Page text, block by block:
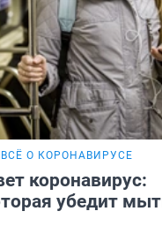
ВСЁ О КОРОНАВИРУСЕ
коронавирус:
убедит